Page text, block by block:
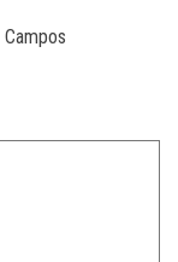
Campos